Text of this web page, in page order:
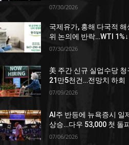
07/30/2026
국제유가, 홍해 다국적 해
위 논의에 반락…WTI 1%↓
07/30/2026
美 주간 신규 실업수당 청
21만5천건…전망치 하회
07/09/2026
AI주 반등에 뉴욕증시 일
상승…다우 53,000 첫 돌
07/06/2026